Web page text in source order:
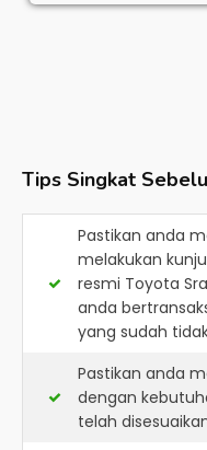
Tips Singkat
Pastikan anda
melakukan
resmi Toyota
anda
yang sudah
Pastikan anda
dengan
telah